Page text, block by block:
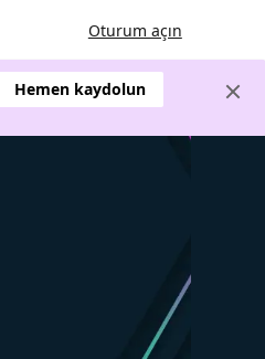
Oturum açın
Hemen kaydolun